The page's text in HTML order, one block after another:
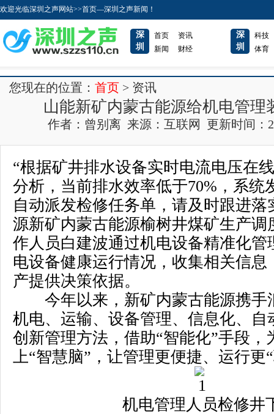
欢迎光临深圳之声网站>>首页—深圳之声新闻！
深
圳
首页
资讯
新闻
财经
深
圳
科技
体育
您现在的位置： 首页 > 资讯
山能新矿内蒙古能源给机电管理
作者：曾别离 来源：互联网 更新时间：
“根据矿井排水设备实时电流电压在
分析，当前排水效率低于70%，系统
自动派发检修任务单，请及时跟进
源新矿内蒙古能源榆树井煤矿生产调
作人员白建波通过机电设备精准化管
电设备健康运行情况，收集相关信息
产提供决策依据。
今年以来，新矿内蒙古能源携手
机电、运输、设备管理、信息化、自
创新管理方法，借助“智能化”手段，
上“智慧脑”，让管理更便捷、运
机电管理人员检修井